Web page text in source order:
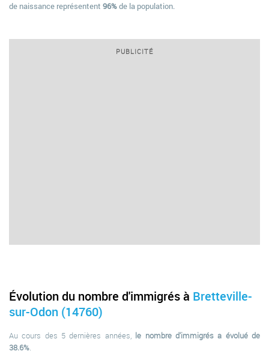
de naissance représentent 96%de la population.
PUBLICITÉ
Évolution du nombre d'immigrés à Bretteville-
sur-Odon (14760)
Au cours des 5 dernières années, le nombre d'immigrés a évolué de
38.6%.